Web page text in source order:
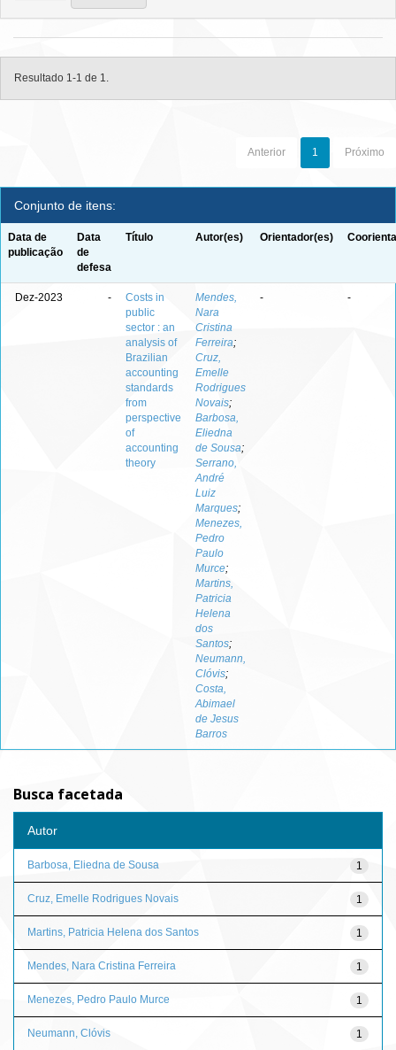
Resultado 1-1 de 1.
Anterior 1 Próximo
Conjunto de itens:
Data de
publicação
Data
de
defesa
Título Autor(es) Orientador(es)
Dez-2023 -
Costs in
public
sector : an
analysis of
Brazilian
accounting
standards
from
perspective
of
accounting
theory
Mendes,
Nara
Cristina
Ferreira;
Cruz,
Emelle
Rodrigues
Novais;
Barbosa,
Eliedna
de Sousa;
Serrano,
André
Luiz
Marques;
Menezes,
Pedro
Paulo
Murce;
Martins,
Patricia
Helena
dos
Santos;
Neumann,
Clóvis;
Costa,
Abimael
de Jesus
Barros
- -
Busca facetada
Autor
1
Barbosa, Eliedna de Sousa
1
Cruz, Emelle Rodrigues Novais
1
Martins, Patricia Helena dos Santos
1
Mendes, Nara Cristina Ferreira
1
Menezes, Pedro Paulo Murce
1
Neumann, Clóvis